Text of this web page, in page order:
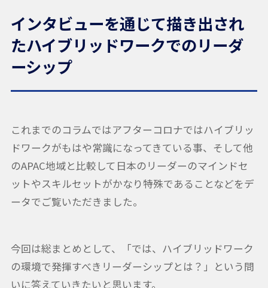
インタビューを通じて描き出され
たハイブリッドワークでのリーダ
ーシップ
これまでのコラムではアフターコロナではハイブリッ
ドワークがもはや常識になってきている事、そして他
のAPAC地域と比較して日本のリーダーのマインドセ
ットやスキルセットがかなり特殊であることなどをデ
ータでご覧いただきました。
今回は総まとめとして、「では、ハイブリッドワーク
の環境で発揮すべきリーダーシップとは？」という問
いに答えていきたいと思います。